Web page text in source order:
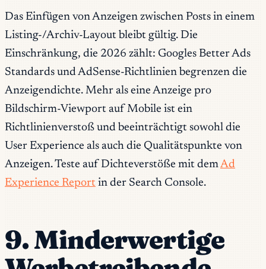
Das Einfügen von Anzeigen zwischen Posts in einem
Listing-/Archiv-Layout bleibt gültig. Die
Einschränkung, die 2026 zählt: Googles Better Ads
Standards und AdSense-Richtlinien begrenzen die
Anzeigendichte. Mehr als eine Anzeige pro
Bildschirm-Viewport auf Mobile ist ein
Richtlinienverstoß und beeinträchtigt sowohl die
User Experience als auch die Qualitätspunkte von
Anzeigen. Teste auf Dichteverstöße mit demAd
Experience Report in der Search Console.
9. Minderwertige